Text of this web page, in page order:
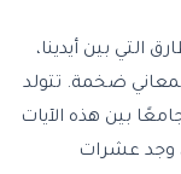
بين أيدينا،
ضخمة. تتولد
بين هذه الآيات
وجد عشرات